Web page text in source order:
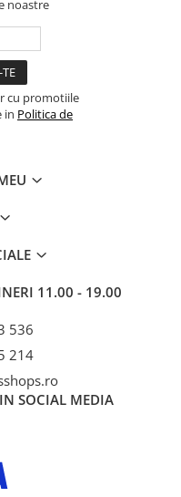
noastre
cu promotiile
in Politica de
11.00 - 19.00
536
214
SOCIAL MEDIA